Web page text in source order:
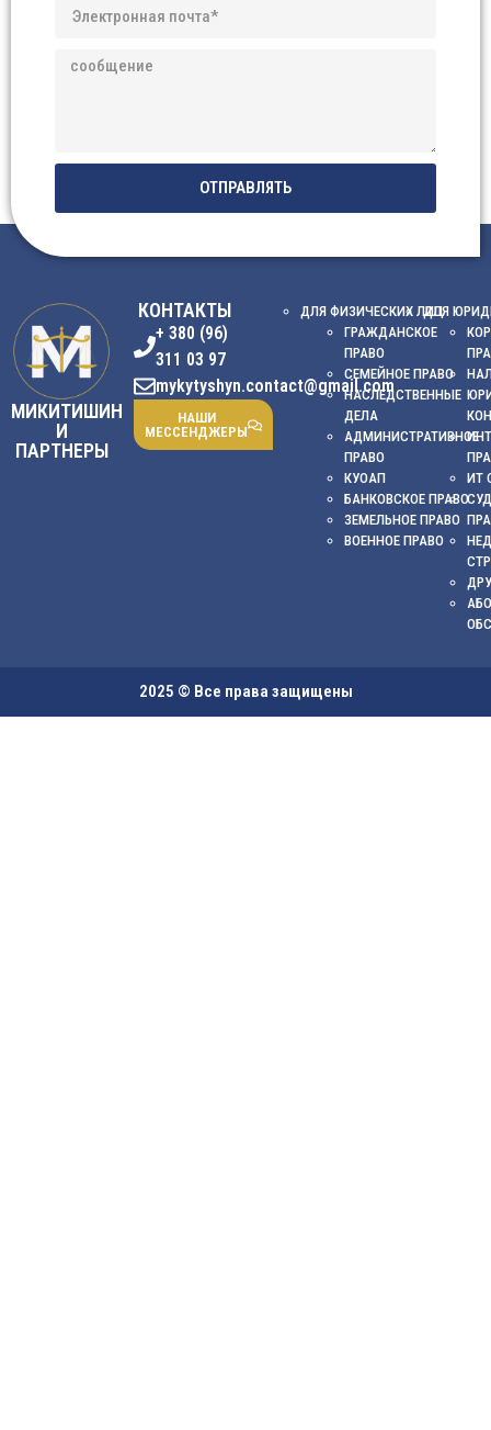
ОТПРАВЛЯТЬ
МИКИТИШИН
И
ПАРТНЕРЫ
КОНТАКТЫ
+ 380 (96)
311 03 97
mykytyshyn.contact@gmail.com
НАШИ
МЕССЕНДЖЕРЫ
ДЛЯ ФИЗИЧЕСКИХ ЛИЦ
ГРАЖДАНСКОЕ
ПРАВО
СЕМЕЙНОЕ ПРАВО
НАСЛЕДСТВЕННЫЕ
ДЕЛА
АДМИНИСТРАТИВНОЕ
ПРАВО
КУОАП
БАНКОВСКОЕ ПРАВО
ЗЕМЕЛЬНОЕ ПРАВО
ВОЕННОЕ ПРАВО
ДЛЯ
ИТ
2025 © Все права защищены